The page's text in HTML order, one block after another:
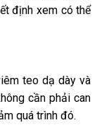
định xem có thể
teo dạ dày và
cần phải can
quá trình đó.